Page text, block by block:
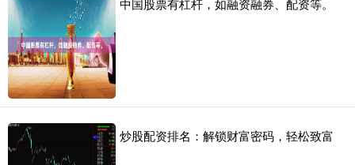
炒股配资排名：解锁财富密码，轻松致富